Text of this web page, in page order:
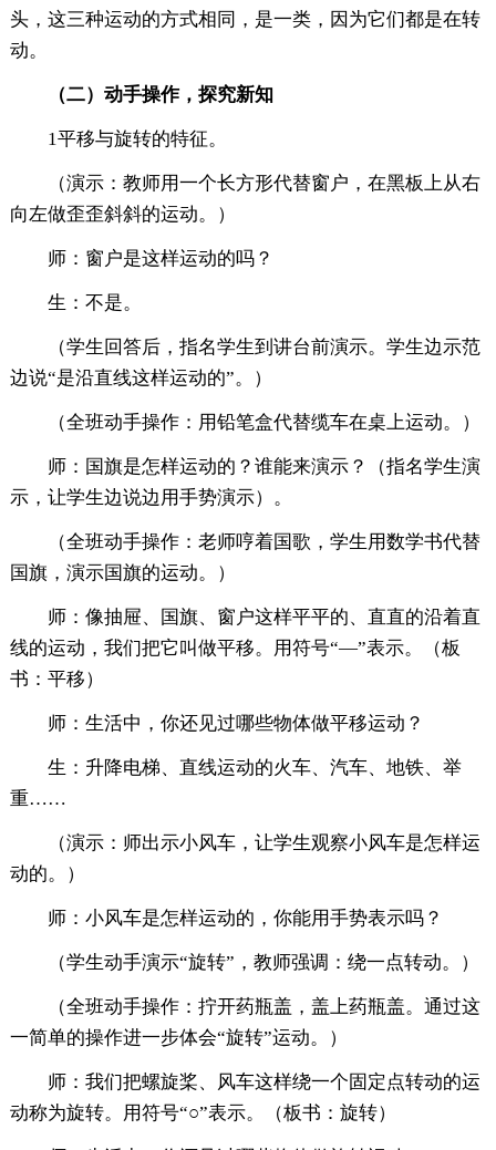
头，这三种运动的方式相同，是一类，因为它们都是在转
动。
（二） 动手操作，探究新知
1平移与旋转的特征。
（演示：教师用一个长方形代替窗户，在黑板上从右
向左做歪歪斜斜的运动。）
师：窗户是这样运动的吗？
生：不是。
（学生回答后，指名学生到讲台前演示。学生边示范
边说“是沿直线这样运动的”。）
（全班动手操作：用铅笔盒代替缆车在桌上运动。）
师：国旗是怎样运动的？谁能来演示？（指名学生演
示，让学生边说边用手势演示）。
（全班动手操作：老师哼着国歌，学生用数学书代替
国旗，演示国旗的运动。）
师：像抽屉、国旗、窗户这样平平的、直直的沿着直
线的运动，我们把它叫做平移。用符号“—”表示。（板
书：平移）
师：生活中，你还见过哪些物体做平移运动？
生：升降电梯、直线运动的火车、汽车、地铁、举
重……
（演示：师出示小风车，让学生观察小风车是怎样运
动的。）
师：小风车是怎样运动的，你能用手势表示吗？
（学生动手演示“旋转”，教师强调：绕一点转动。）
（全班动手操作：拧开药瓶盖，盖上药瓶盖。通过这
一简单的操作进一步体会“旋转”运动。）
师：我们把螺旋桨、风车这样绕一个固定点转动的运
动称为旋转。用符号“○”表示。（板书：旋转）